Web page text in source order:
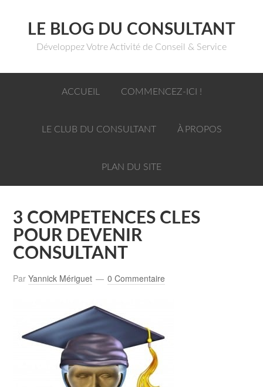
LE BLOG DU CONSULTANT
Développez Votre Activité de Conseil & Service
ACCUEIL COMMENCEZ-ICI !
LE CLUB DU CONSULTANT À PROPOS
PLAN DU SITE
3 COMPETENCES CLES
POUR DEVENIR
CONSULTANT
ParYannick Mériguet 0 Commentaire